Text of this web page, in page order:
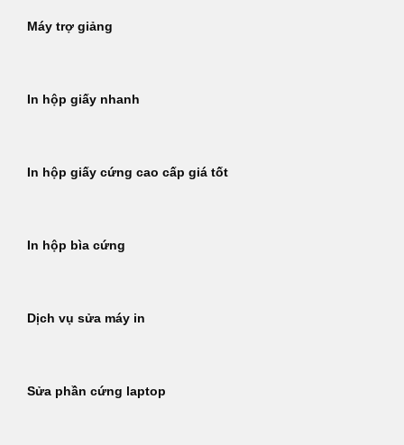
Máy trợ giảng
In hộp giấy nhanh
In hộp giấy cứng cao cấp giá tốt
In hộp bìa cứng
Dịch vụ sửa máy in
Sửa phần cứng laptop